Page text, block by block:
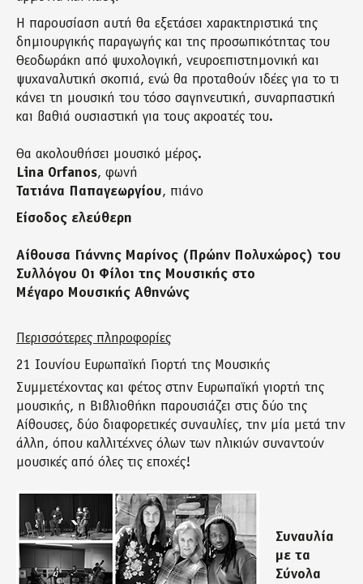
Η παρουσίαση αυτή θα εξετάσει χαρακτηριστικά της
δημιουργικής παραγωγής και της προσωπικότητας του
Θεοδωράκη από ψυχολογική, νευροεπιστημονική και
ψυχαναλυτική σκοπιά, ενώ θα προταθούν ιδέες για το τι
κάνει τη μουσική του τόσο σαγηνευτική, συναρπαστική
και βαθιά ουσιαστική για τους ακροατές του.
Θα ακολουθήσει μουσικό μέρος.
Lina Orfanos, φωνή
Τατιάνα Παπαγεωργίου, πιάνο
Είσοδος ελεύθερη
Αίθουσα Γιάννης Μαρίνος (Πρώην Πολυχώρος) του
Συλλόγου Οι Φίλοι της Μουσικής στο
Μέγαρο Μουσικής Αθηνώνς
Περισσότερες πληροφορίες
21 Ιουνίου Ευρωπαϊκή Γιορτή της Μουσικής
Συμμετέχοντας και φέτος στην Ευρωπαϊκή γιορτή της
μουσικής, η Βιβλιοθήκη παρουσιάζει στις δύο της
Αίθουσες, δύο διαφορετικές συναυλίες, την μία μετά την
άλλη, όπου καλλιτέχνες όλων των ηλικιών συναντούν
μουσικές από όλες τις εποχές!
Συναυλία
με τα
Σύνολα